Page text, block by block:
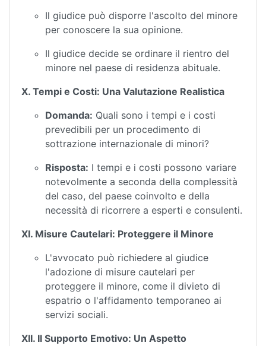
Il giudice può disporre l'ascolto del minore
per conoscere la sua opinione.
Il giudice decide se ordinare il rientro del
minore nel paese di residenza abituale.
X. Tempi e Costi: Una Valutazione Realistica
Domanda: Quali sono i tempi e i costi
prevedibili per un procedimento di
sottrazione internazionale di minori?
Risposta: I tempi e i costi possono variare
notevolmente a seconda della complessità
del caso, del paese coinvolto e della
necessità di ricorrere a esperti e consulenti.
XI. Misure Cautelari: Proteggere il Minore
L'avvocato può richiedere al giudice
l'adozione di misure cautelari per
proteggere il minore, come il divieto di
espatrio o l'affidamento temporaneo ai
servizi sociali.
XII. Il Supporto Emotivo: Un Aspetto